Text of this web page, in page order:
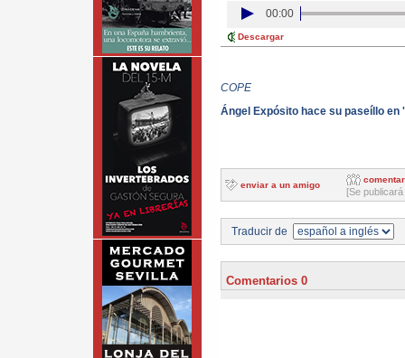
00:00
Descargar
COPE
Ángel Expósito hace su paseíllo en
enviar a un amigo
comentar
[Se
Traducir de
Comentarios 0